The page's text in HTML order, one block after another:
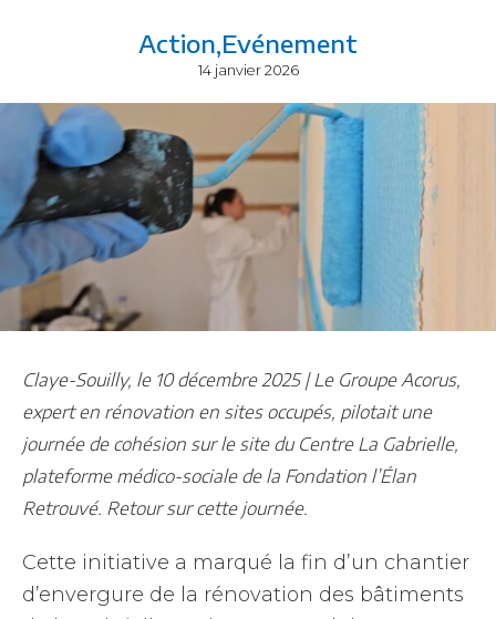
Action Evénement
14 janvier 2026
Claye-Souilly, le 10 décembre 2025 | Le Groupe Acorus,
expert en rénovation en sites occupés, pilotait une
journée de cohésion sur le site du Centre La Gabrielle,
plateforme médico-sociale de la Fondation l’Élan
Retrouvé. Retour sur cette journée.
Cette initiative a marqué la fin d’un chantier
d’envergure de la rénovation des bâtiments